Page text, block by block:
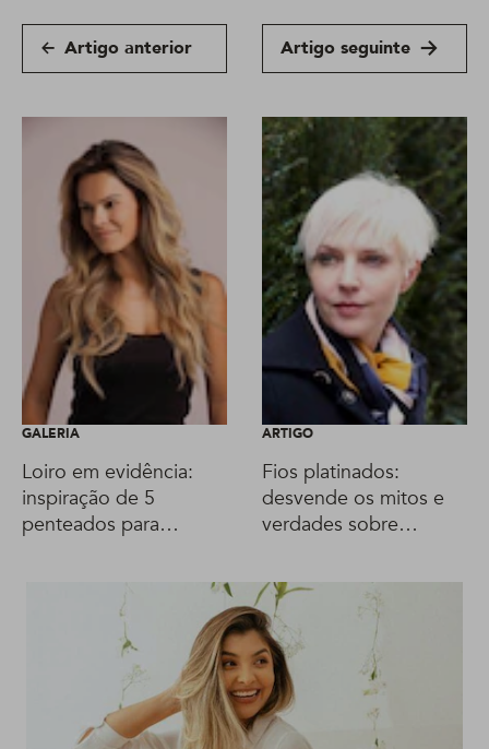
Artigo anterior Artigo seguinte
GALERIA
Loiro em evidência:
inspiração de 5
penteados para
ARTIGO
Fios platinados:
desvende os mitos e
verdades sobre